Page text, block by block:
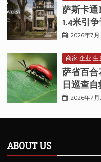
萨斯卡通
1.4米引
2026年7月
商家 企业 生
萨省百
日巡查自
2026年7月
ABOUT US